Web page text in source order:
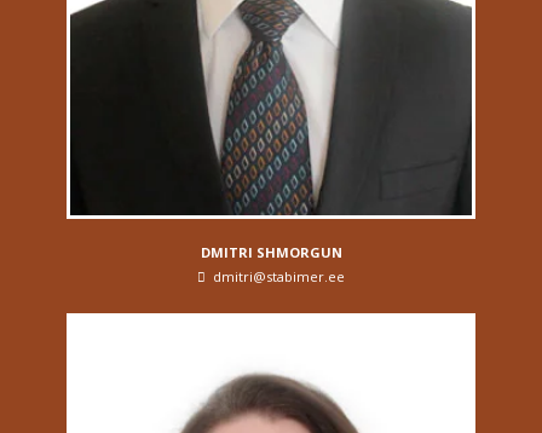
DMITRI SHMORGUN
dmitri@stabimer.ee